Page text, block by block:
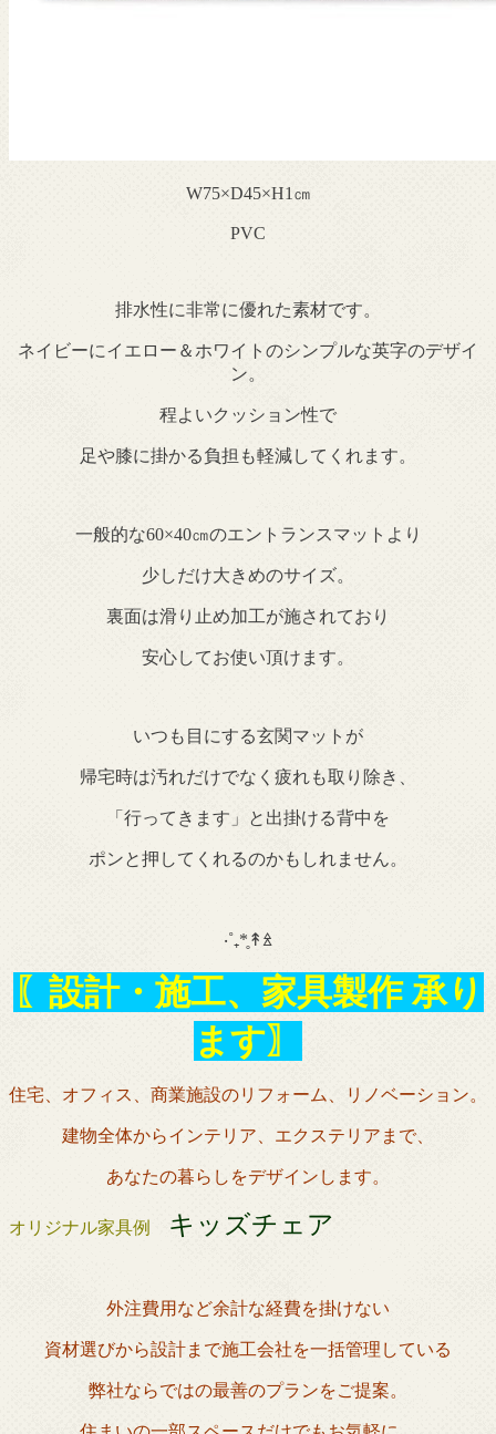
W75×D45×H1㎝
PVC
排水性に非常に優れた素材です。
ネイビーにイエロー＆ホワイトのシンプルな英字のデザイ
ン。
程よいクッション性で
足や膝に掛かる負担も軽減してくれます。
一般的な60×40㎝のエントランスマットより
少しだけ大きめのサイズ。
裏面は滑り止め加工が施されており
安心してお使い頂けます。
いつも目にする玄関マットが
帰宅時は汚れだけでなく疲れも取り除き、
「行ってきます」と出掛ける背中を
ポンと押してくれるのかもしれません。
‧˚₊*̥↟ꊛ
〖設計・施工、家具製作 承り
ます〗
住宅、オフィス、商業施設のリフォーム、リノベーション。
建物全体からインテリア、エクステリアまで、
あなたの暮らしをデザインします。
オリジナル家具例 キッズチェア
外注費用など余計な経費を掛けない
資材選びから設計まで施工会社を一括管理している
弊社ならではの最善のプランをご提案。